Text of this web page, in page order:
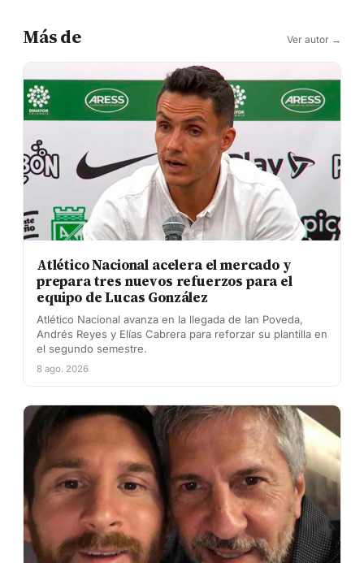
Más de Ver autor →
Atlético Nacional acelera el mercado y
prepara tres nuevos refuerzos para el
equipo de Lucas González
Atlético Nacional avanza en la llegada de Ian Poveda,
Andrés Reyes y Elías Cabrera para reforzar su plantilla en
el segundo semestre.
8 ago. 2026